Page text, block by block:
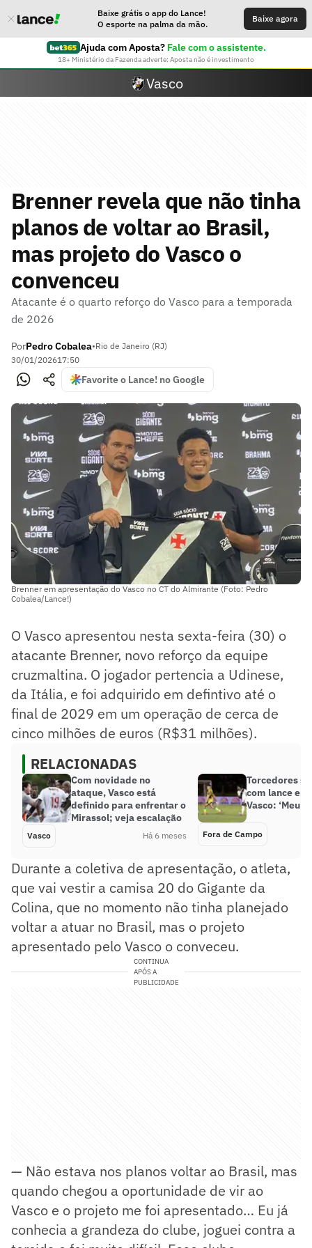
Baixe grátis o app do Lance!
O esporte na palma da mão.
Baixe agora
Ajuda com Aposta? Fale com o assistente.
18+ Ministério da Fazenda adverte: Aposta não é investimento
Vasco
Brenner revela que não tinha
planos de voltar ao Brasil,
mas projeto do Vasco o
convenceu
Atacante é o quarto reforço do Vasco para a temporada
de 2026
PorPedro Cobalea•Rio de Janeiro (RJ)
30/01/202617:50
Favorite o Lance! no Google
Brenner em apresentação do Vasco no CT do Almirante (Foto: Pedro
Cobalea/Lance!)
O Vasco apresentou nesta sexta-feira (30) o
atacante Brenner, novo reforço da equipe
cruzmaltina. O jogador pertencia a Udinese,
da Itália, e foi adquirido em defintivo até o
final de 2029 em um operação de cerca de
cinco milhões de euros (R$31 milhões).
RELACIONADAS
Com novidade no
ataque, Vasco está
definido para enfrentar o
Mirassol; veja escalação
Vasco Há 6 meses
Torcedores
com lance
Vasco: ‘Meu
Fora de Campo
Durante a coletiva de apresentação, o atleta,
que vai vestir a camisa 20 do Gigante da
Colina, que no momento não tinha planejado
voltar a atuar no Brasil, mas o projeto
apresentado pelo Vasco o conveceu.
CONTINUA
APÓS A
PUBLICIDADE
— Não estava nos planos voltar ao Brasil, mas
quando chegou a oportunidade de vir ao
Vasco e o projeto me foi apresentado… Eu já
conhecia a grandeza do clube, joguei contra a